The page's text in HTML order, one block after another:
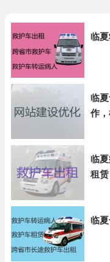
临
临
作
临
租
临